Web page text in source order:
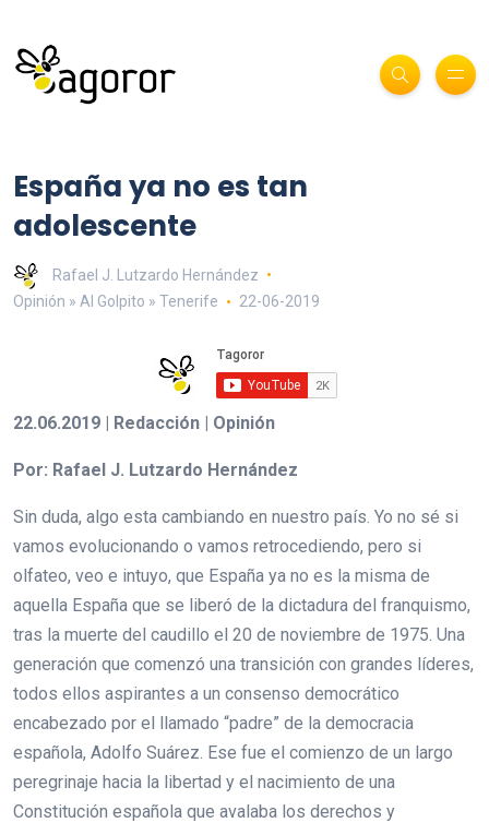
España ya no es tan
adolescente
Rafael J. Lutzardo Hernández
Opinión » Al Golpito » Tenerife
22-06-2019
22.06.2019 | Redacción | Opinión
Por: Rafael J. Lutzardo Hernández
Sin duda, algo esta cambiando en nuestro país. Yo no sé si
vamos evolucionando o vamos retrocediendo, pero si
olfateo, veo e intuyo, que España ya no es la misma de
aquella España que se liberó de la dictadura del franquismo,
tras la muerte del caudillo el 20 de noviembre de 1975. Una
generación que comenzó una transición con grandes líderes,
todos ellos aspirantes a un consenso democrático
encabezado por el llamado “padre” de la democracia
española, Adolfo Suárez. Ese fue el comienzo de un largo
peregrinaje hacia la libertad y el nacimiento de una
Constitución española que avalaba los derechos y